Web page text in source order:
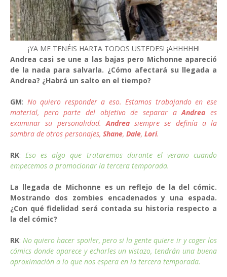
¡YA ME TENÉIS HARTA TODOS USTEDES! ¡AHHHHH!
Andrea casi se une a las bajas pero Michonne apareció
de la nada para salvarla. ¿Cómo afectará su llegada a
Andrea? ¿Habrá un salto en el tiempo?
GM: No quiero responder a eso. Estamos trabajando en ese
material, pero parte del objetivo de separar aAndrea es
examinar su personalidad.Andreasiempre se definía a la
sombra de otros personajes, Shane, Dale, Lori.
RK:Eso es algo que trataremos durante el verano cuando
empecemos a promocionar la tercera temporada.
La llegada de Michonne es un reflejo de la del cómic.
Mostrando dos zombies encadenados y una espada.
¿Con qué fidelidad será contada su historia respecto a
la del cómic?
RK:No quiero hacer spoiler, pero si la gente quiere ir y coger los
cómics donde aparece y echarles un vistazo, tendrán una buena
aproximación a lo que nos espera en la tercera temporada.